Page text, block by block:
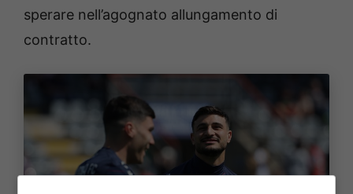
sperare nell’agognato allungamento di
contratto.